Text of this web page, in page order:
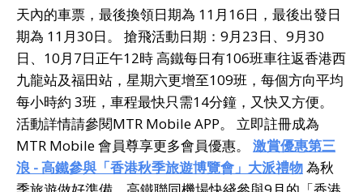
天內的車票，最後換領日期為 11月16日，最後出發日
期為 11月30日。 搶飛活動日期：9月23日、9月30
日、10月7日正午12時 高鐵每日有106班車往返香港西
九龍站及福田站，星期六更增至109班，每個方向平均
每小時約 3班，車程最快只需14分鐘，又快又方便。
活動詳情請參閱MTR Mobile APP。 立即註冊成為
MTR Mobile 會員尊享更多會員優惠。 激賞優惠第三
浪 - 高鐵參與「香港秋季旅遊博覽會」大派禮物為秋